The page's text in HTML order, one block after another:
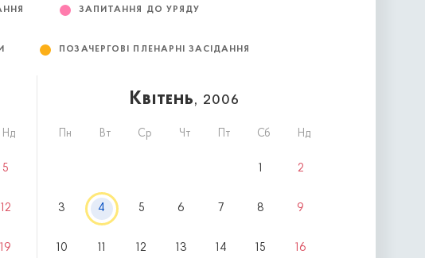
ЗАПИТАННЯ ДО УРЯДУ
ПОЗАЧЕРГОВІ ПЛЕНАРНІ ЗАСІДАННЯ
Нд
5
12
19
Квітень, 2006
Пн Вт Ср Чт Пт Сб Нд
2
3 4 5 6 7 8 9
10 12 13 14 15 16